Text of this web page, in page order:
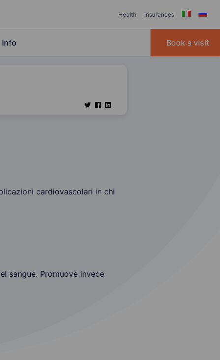
Health Insurances
Info Book a visit
cardiovascolari in chi
sangue. Promuove invece